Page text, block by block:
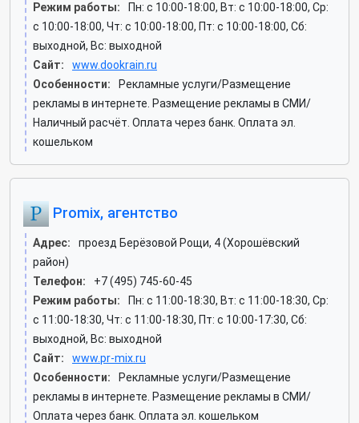
Режим работы:
Пн: c 10:00-18:00, Вт: c 10:00-18:00, Ср:
c 10:00-18:00, Чт: c 10:00-18:00, Пт: c 10:00-18:00, Сб:
выходной, Вс: выходной
Сайт:
www.dookrain.ru
Особенности:
Рекламные услуги/Размещение
рекламы в интернете. Размещение рекламы в СМИ/
Наличный расчёт. Оплата через банк. Оплата эл.
кошельком
Promix, агентство
Адрес:
проезд Берёзовой Рощи, 4 (Хорошёвский
район)
Телефон:
+7 (495) 745-60-45
Режим работы:
Пн: c 11:00-18:30, Вт: c 11:00-18:30, Ср:
c 11:00-18:30, Чт: c 11:00-18:30, Пт: c 10:00-17:30, Сб:
выходной, Вс: выходной
Сайт:
www.pr-mix.ru
Особенности:
Рекламные услуги/Размещение
рекламы в интернете. Размещение рекламы в СМИ/
Оплата через банк. Оплата эл. кошельком